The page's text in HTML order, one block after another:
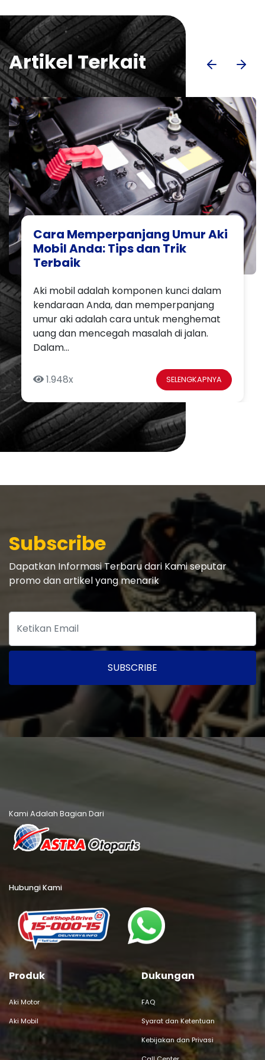
Artikel Terkait
Cara Memperpanjang Umur Aki
Mobil Anda: Tips dan Trik
Terbaik
Aki mobil adalah komponen kunci dalam
kendaraan Anda, dan memperpanjang
umur aki adalah cara untuk menghemat
uang dan mencegah masalah di jalan.
Dalam...
1.948x SELENGKAPNYA
Subscribe
Dapatkan Informasi Terbaru dari Kami seputar
promo dan artikel yang menarik
SUBSCRIBE
Kami Adalah Bagian Dari
Hubungi Kami
Produk
Aki Motor
Aki Mobil
Dukungan
FAQ
Syarat dan Ketentuan
Kebijakan dan Privasi